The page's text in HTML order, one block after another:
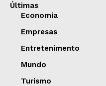
Últimas
Economia
Empresas
Entretenimento
Mundo
Turismo